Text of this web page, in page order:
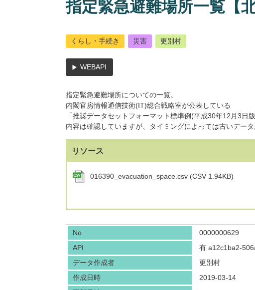
指定緊急避難場所一覧【
くらし・手続き 災害 更別村
WEBAPI
指定緊急避難場所についての一覧。
内閣官房情報通信技術(IT)総合戦略室が公表している
「推奨データセットフォーマット標準例(平成30年12月3日
内容は確認していますが、タイミングによっては古いデー
リソース
016390_evacuation_space.csv (CSV 1.94KB)
No
0000000629
API
有 a12c1ba2-
データ作成者
更別村
作成日時
2019-03-14